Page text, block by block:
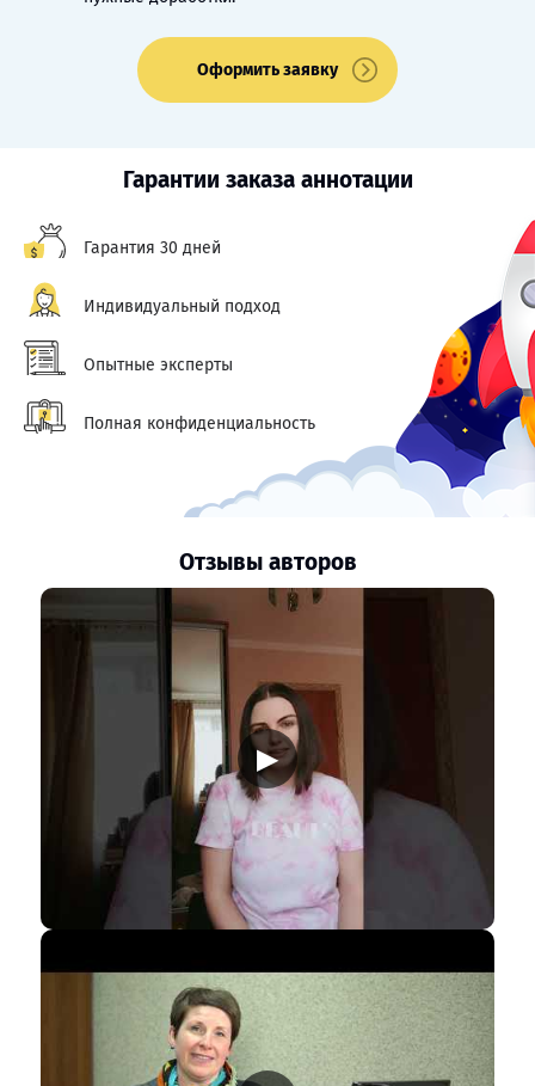
Оформить заявку
Гарантии заказа аннотации
Гарантия 30 дней
Индивидуальный подход
Опытные эксперты
Полная конфиденциальность
Отзывы авторов
▶